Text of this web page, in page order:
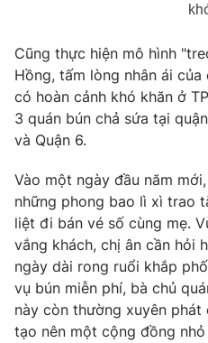
Cũng thực hiện mô hình
Hồng, tấm lòng nhân ái
có hoàn cảnh khó khăn ở
3 quán bún chả sứa tại
và Quận 6.
Vào một ngày đầu năm
những phong bao lì xì trao
liệt đi bán vé số cùng mẹ.
vắng khách, chị ân cần hỏi
ngày dài rong ruổi khắp
vụ bún miễn phí, bà chủ
này còn thường xuyên
tạo nên một cộng đồng